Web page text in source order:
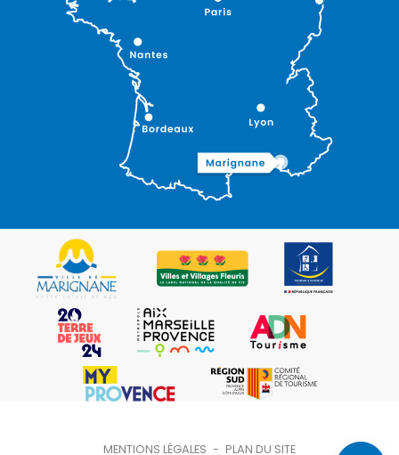
par email
MENTIONS LÉGALES - PLAN DU SITE